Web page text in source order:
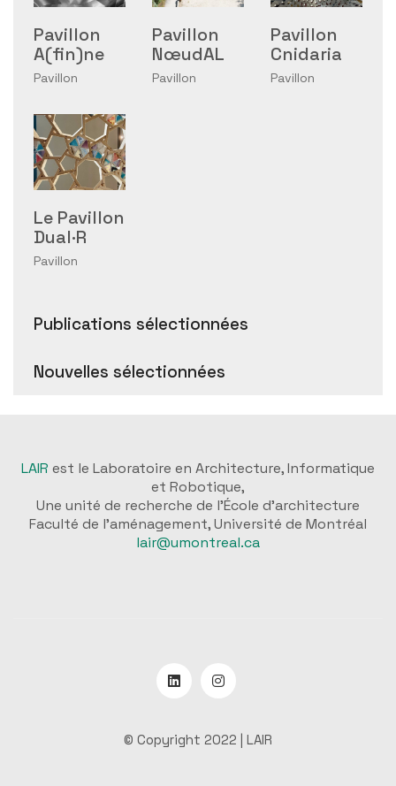
Pavillon
A(fin)ne
Pavillon
Pavillon
NœudAL
Pavillon
Pavillon
Cnidaria
Pavillon
Le Pavillon
Dual·R
Pavillon
Publications sélectionnées
Nouvelles sélectionnées
LAIR est le Laboratoire en Architecture, Informatique
et Robotique,
Une unité de recherche de l'École d'architecture
Faculté de l'aménagement, Université de Montréal
lair@umontreal.ca
© Copyright 2022 | LAIR